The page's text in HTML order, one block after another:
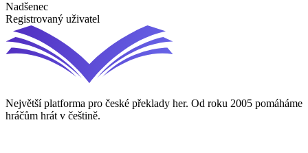
Nadšenec
Registrovaný uživatel
Největší platforma pro české překlady her. Od roku 2005 pomáháme
hráčům hrát v češtině.